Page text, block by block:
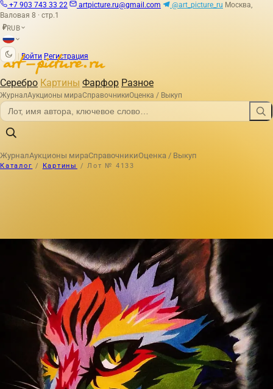
+7 903 743 33 22 artpicture.ru@gmail.com @art_picture_ru Москва,
Валовая 8 · стр.1
₽RUB
Войти Регистрация
Серебро Картины Фарфор Разное
ЖурналАукционы мираСправочникиОценка / Выкуп
ЖурналАукционы мираСправочникиОценка / Выкуп
Каталог / Картины / Лот № 4133